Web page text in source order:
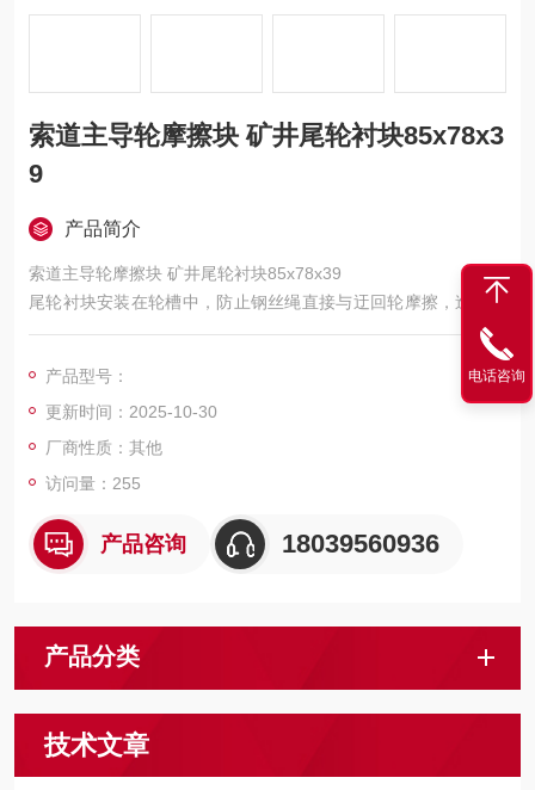
索道主导轮摩擦块 矿井尾轮衬块85x78x3
9
产品简介
索道主导轮摩擦块 矿井尾轮衬块85x78x39
尾轮衬块安装在轮槽中，防止钢丝绳直接与迂回轮摩擦，造成轮
体和钢丝绳的磨损，降低钢丝和尾轮的更换频率，减低索道运营
产品型号：
更新时间：2025-10-30
厂商性质：其他
访问量：255
产品咨询 18039560936
产品分类
技术文章
电话咨询